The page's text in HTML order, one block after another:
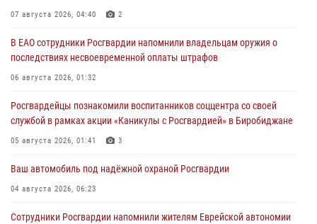
07 августа 2026, 04:40 2
В ЕАО сотрудники Росгвардии напомнили владельцам оружия о
последствиях несвоевременной оплаты штрафов
06 августа 2026, 01:32
Росгвардейцы познакомили воспитанников соццентра со своей
службой в рамках акции «Каникулы с Росгвардией» в Биробиджане
05 августа 2026, 01:41 3
Ваш автомобиль под надёжной охраной Росгвардии
04 августа 2026, 06:23
Сотрудники Росгвардии напомнили жителям Еврейской автономии